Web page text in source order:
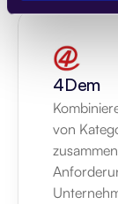
4Dem
von